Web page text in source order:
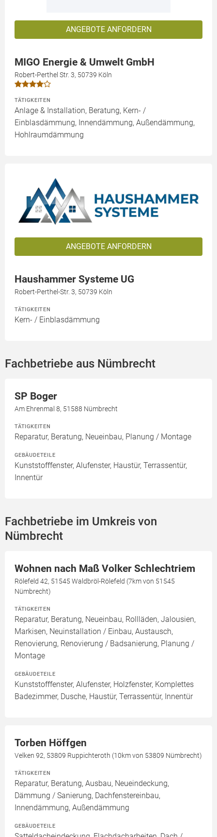
ANGEBOTE ANFORDERN
MIGO Energie & Umwelt GmbH
Robert-Perthel Str. 3, 50739 Köln
TÄTIGKEITEN
Anlage & Installation, Beratung, Kern- /
Einblasdämmung, Innendämmung, Außendämmung,
Hohlraumdämmung
ANGEBOTE ANFORDERN
Haushammer Systeme UG
Robert-Perthel-Str. 3, 50739 Köln
TÄTIGKEITEN
Kern- / Einblasdämmung
Fachbetriebe aus Nümbrecht
SP Boger
Am Ehrenmal 8, 51588 Nümbrecht
TÄTIGKEITEN
Reparatur, Beratung, Neueinbau, Planung / Montage
GEBÄUDETEILE
Kunststofffenster, Alufenster, Haustür, Terrassentür,
Innentür
Fachbetriebe im Umkreis von
Nümbrecht
Wohnen nach Maß Volker Schlechtriem
Rölefeld 42, 51545 Waldbröl-Rölefeld (7km von 51545
Nümbrecht)
TÄTIGKEITEN
Reparatur, Beratung, Neueinbau, Rollläden, Jalousien,
Markisen, Neuinstallation / Einbau, Austausch,
Renovierung, Renovierung / Badsanierung, Planung /
Montage
GEBÄUDETEILE
Kunststofffenster, Alufenster, Holzfenster, Komplettes
Badezimmer, Dusche, Haustür, Terrassentür, Innentür
Torben Höffgen
Velken 92, 53809 Ruppichteroth (10km von 53809 Nümbrecht)
TÄTIGKEITEN
Reparatur, Beratung, Ausbau, Neueindeckung,
Dämmung / Sanierung, Dachfenstereinbau,
Innendämmung, Außendämmung
GEBÄUDETEILE